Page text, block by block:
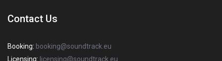
Contact Us
Booking: booking@soundtrack.eu
Licensing: licensing@soundtrack.eu